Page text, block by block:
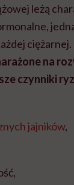
leżą
ciężarnej.
na
czynniki
jajników,